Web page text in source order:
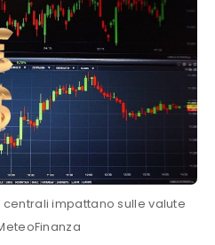
impattano sulle valute